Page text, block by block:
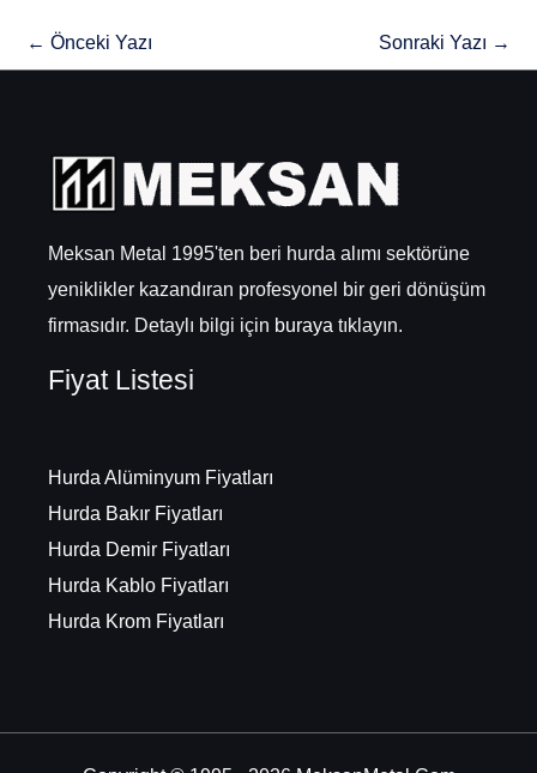
← Önceki Yazı Sonraki Yazı →
Meksan Metal 1995'ten beri hurda alımı sektörüne
yeniklikler kazandıran profesyonel bir geri dönüşüm
firmasıdır. Detaylı bilgi için buraya tıklayın.
Fiyat Listesi
Hurda Alüminyum Fiyatları
Hurda Bakır Fiyatları
Hurda Demir Fiyatları
Hurda Kablo Fiyatları
Hurda Krom Fiyatları